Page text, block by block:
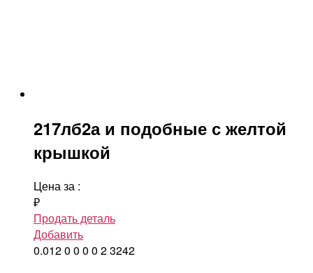
217лб2а и подобные с желтой
крышкой
Цена за :
₽
Продать деталь
Добавить
0.0120 0 0 0 23242